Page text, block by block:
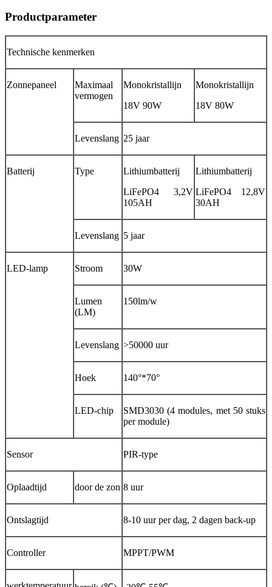
Productparameter
Technische kenmerken
Zonnepaneel
Maximaal
vermogen
Monokristallijn
18V 90W
Monokristallijn
18V 80W
Levenslang 25 jaar
Batterij Type
Lithiumbatterij
LiFePO4 3,2V
105AH
Lithiumbatterij
LiFePO4 12,8V
30AH
Levenslang 5 jaar
LED-lamp Stroom 30W
Lumen
(LM)
150lm/w
Levenslang >50000 uur
Hoek 140°*70°
LED-chip
SMD3030 (4 modules, met 50 stuks
per module)
Sensor PIR-type
Oplaadtijd door de zon 8 uur
Ontslagtijd 8-10 uur per dag, 2 dagen back-up
Controller MPPT/PWM